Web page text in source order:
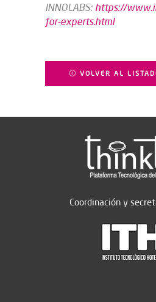
INNOLABS: https://
for-experts.html
VOLVER AL
Coordinación y